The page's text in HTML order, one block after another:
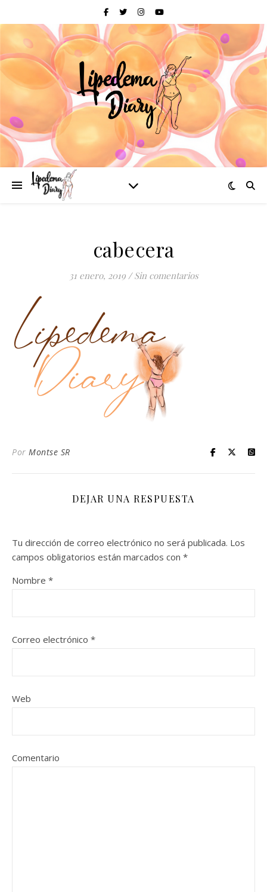
cabecera
31 enero, 2019 / Sin comentarios
Por Montse SR
DEJAR UNA RESPUESTA
Tu dirección de correo electrónico no será publicada. Los
campos obligatorios están marcados con *
Nombre *
Correo electrónico *
Web
Comentario